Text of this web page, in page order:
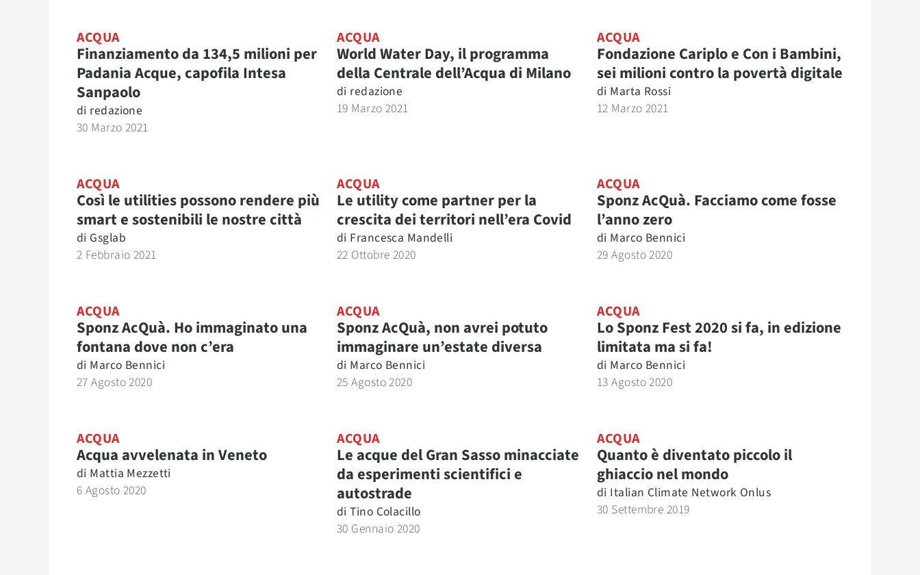
ACQUA
Finanziamento da 134,5 milioni per
Padania Acque, capofila Intesa
Sanpaolo
di redazione
30 Marzo 2021
ACQUA
World Water Day, il programma
della Centrale dell’Acqua di Milano
di redazione
19 Marzo 2021
ACQUA
Fondazione Cariplo e Con i Bambini,
sei milioni contro la povertà digitale
di Marta Rossi
12 Marzo 2021
ACQUA
Così le utilities possono rendere più
smart e sostenibili le nostre città
di Gsglab
2 Febbraio 2021
ACQUA
Le utility come partner per la
crescita dei territori nell’era Covid
di Francesca Mandelli
22 Ottobre 2020
ACQUA
Sponz AcQuà. Facciamo come fosse
l’anno zero
di Marco Bennici
29 Agosto 2020
ACQUA
Sponz AcQuà. Ho immaginato una
fontana dove non c’era
di Marco Bennici
27 Agosto 2020
ACQUA
Sponz AcQuà, non avrei potuto
immaginare un’estate diversa
di Marco Bennici
25 Agosto 2020
ACQUA
Lo Sponz Fest 2020 si fa, in edizione
limitata ma si fa!
di Marco Bennici
13 Agosto 2020
ACQUA
Acqua avvelenata in Veneto
di Mattia Mezzetti
6 Agosto 2020
ACQUA
Le acque del Gran Sasso minacciate
da esperimenti scientifici e
autostrade
di Tino Colacillo
30 Gennaio 2020
ACQUA
Quanto è diventato piccolo il
ghiaccio nel mondo
di Italian Climate Network Onlus
30 Settembre 2019